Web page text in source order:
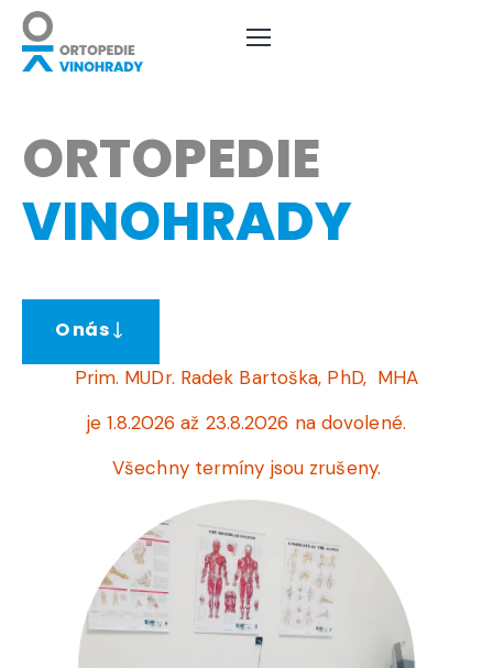
NAŠE SLUŽBY
KONTAKTY
OBJEDNÁNÍ
CENÍK
ORTOPEDIE
VINOHRADY
O nás
Prim. MUDr. Radek Bartoška, PhD, MHA
je 1.8.2026 až 23.8.2026 na dovolené.
Všechny termíny jsou zrušeny.